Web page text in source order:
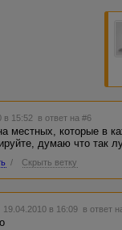
в 15:52 в ответ на #6
местных, которые в
думаю что так
/ Скрыть ветку
19.04.2010 в 16:09 в ответ